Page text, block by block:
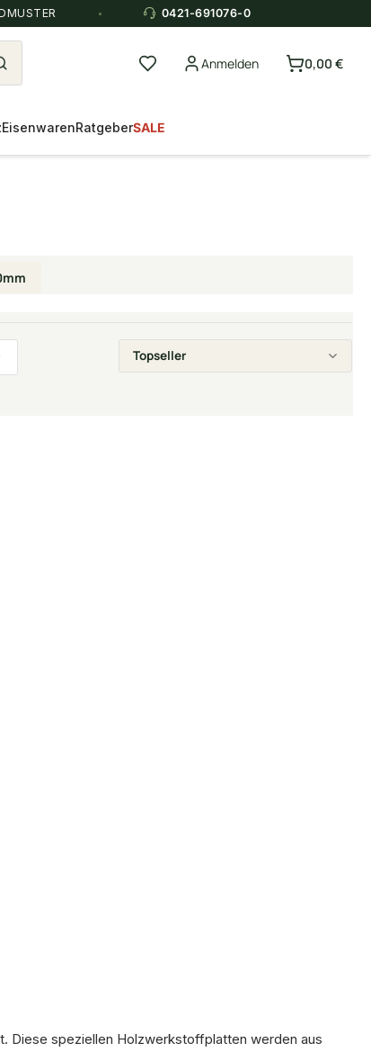
0421-691076-0
Anmelden 0,00 €
EisenwarenRatgeberSALE
Diese speziellen Holzwerkstoffplatten werden aus